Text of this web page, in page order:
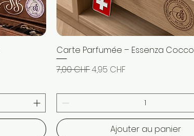
Aperçu rapide
Carte Parfumée – Essenza Cocco
Prix original
7,00 CHFPrix promotionnel
4,95 CHF
Ajouter au panier